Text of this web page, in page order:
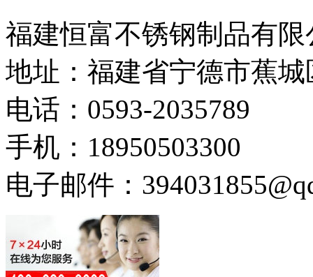
福建恒富不锈钢制品有限
地址：福建省宁德市蕉城
电话：0593-2035789
手机：18950503300
电子邮件：